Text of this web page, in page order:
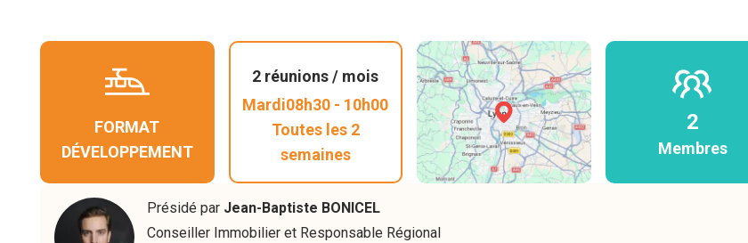
FORMAT
DÉVELOPPEMENT
2 réunions / mois
Mardi08h30 - 10h00
Toutes les 2
semaines
2
Membres
Présidé par Jean-Baptiste BONICEL
Conseiller Immobilier et Responsable Régional